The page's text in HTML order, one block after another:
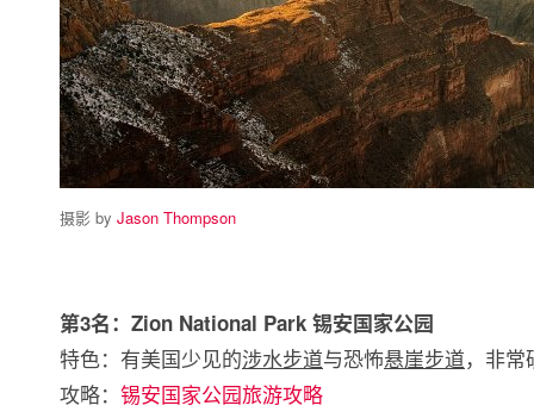
摄影 by Jason Thompson
第3名：Zion National Park 锡安国家公园
特色：有美国少见的涉水步道与恐怖悬崖步道，非常
攻略： 锡安国家公园旅游攻略